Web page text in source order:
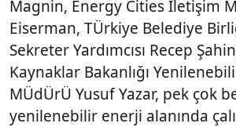
Magnin, Energy Cities İletişim
Eiserman, TÜrkiye Belediye
Sekreter Yardımcısı Recep
Kaynaklar Bakanlığı
MÜdÜrÜ Yusuf Yazar, pek çok
yenilenebilir enerji alanında